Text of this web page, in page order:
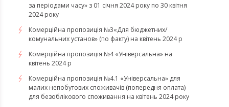
за періодами часу» з 01 січня 2024 року по 30 квітня
2024 року
Комерційна пропозиція №3«Для бюджетних/
комунальних установ» (по факту) на квітень 2024 р
Комерційна пропозиція №4 «Універсальна» на
квітень 2024 р
Комерційна пропозиція №4.1 «Універсальна» для
малих непобутових споживачів (попередня оплата)
для безоблікового споживання на квітень 2024 року